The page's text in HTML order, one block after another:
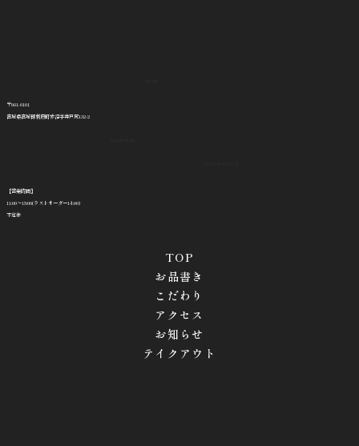
〒981-0101
宮城県宮城郡利府町赤沼字井戸尻132-2
【営業時間】
11:00～15:00(ラストオーダー14:00)
不定休
TOP
お品書き
こだわり
アクセス
お知らせ
テイクアウト